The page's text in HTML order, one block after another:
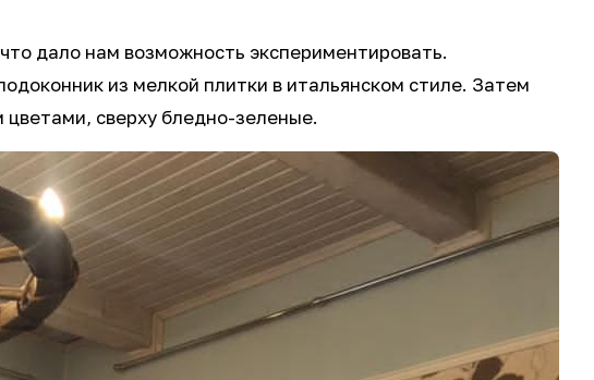
дало нам возможность экспериментировать.
из мелкой плитки в итальянском стиле. Затем
сверху бледно-зеленые.